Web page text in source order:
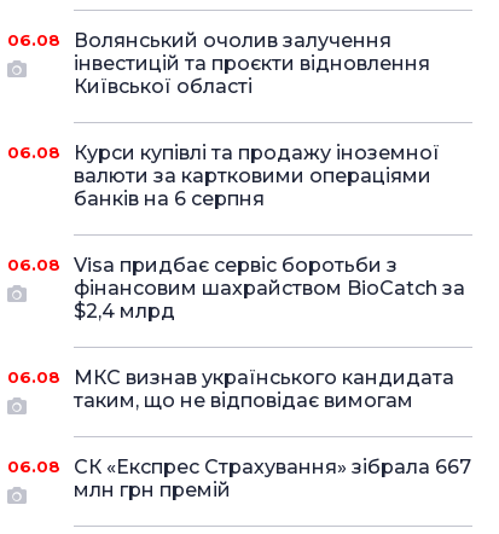
06.08
Волянський очолив залучення
інвестицій та проєкти відновлення
Київської області
06.08
Курси купівлі та продажу іноземної
валюти за картковими операціями
банків на 6 серпня
06.08
Visa придбає сервіс боротьби з
фінансовим шахрайством BioCatch за
$2,4 млрд
06.08
МКС визнав українського кандидата
таким, що не відповідає вимогам
06.08
СК «Експрес Страхування» зібрала 667
млн грн премій